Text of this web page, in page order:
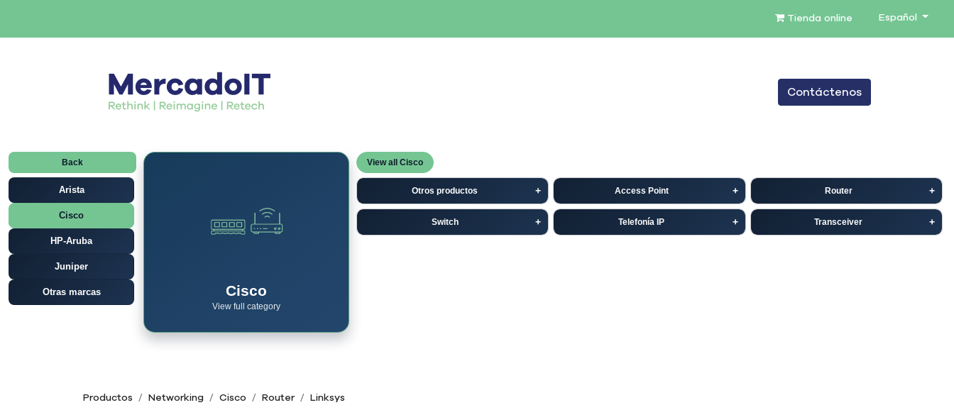
Tienda online Español
BLOG
Contáctenos
Back
Arista
Cisco
HP-Aruba
Juniper
Otras marcas Cisco
View full category
View all Cisco
Otros productos Access Point Router
Switch Telefonía IP Transceiver
Productos Networking Cisco Router Linksys